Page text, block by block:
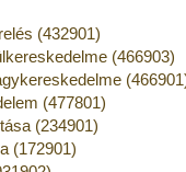
(432901)
(466903)
(477801)
(234901)
(172901)